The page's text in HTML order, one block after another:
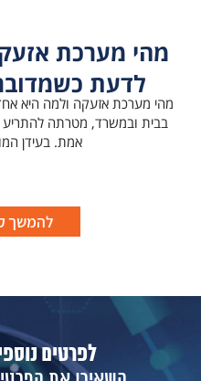
מהי מערכת
לדעת
מהי מערכת אזעקה ולמה היא
בבית ובמשרד, מטרתה להתריע
אמת. בעידן
להמשך
לפרטים